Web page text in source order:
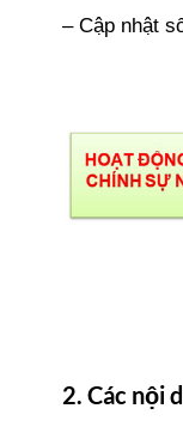
– Cập nhật
2. Các nội